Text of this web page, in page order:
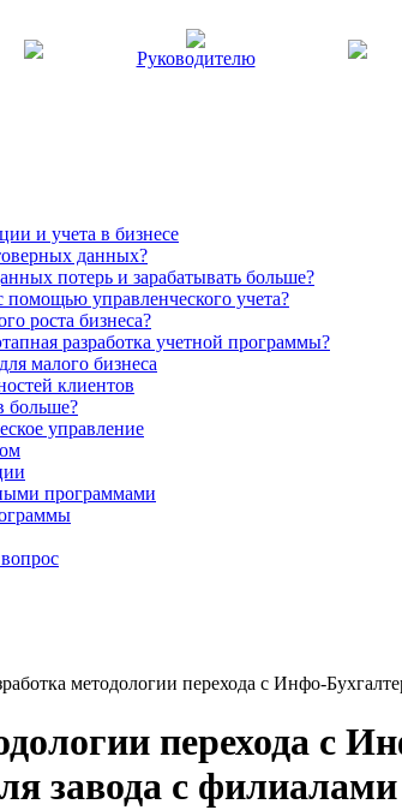
Руководителю
и учета в бизнесе
данных?
потерь и зарабатывать больше?
помощью управленческого учета?
роста бизнеса?
разработка учетной программы?
малого бизнеса
клиентов
больше?
управление
программами
методологии перехода с Инфо-
перехода с
завода с филиалами